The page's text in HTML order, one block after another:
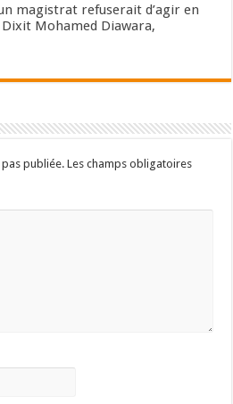
magistrat refuserait d’agir en
Mohamed Diawara,
publiée. Les champs obligatoires